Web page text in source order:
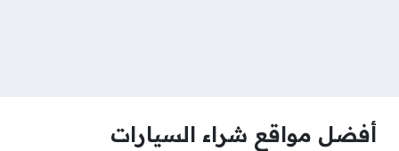
أفضل مواقع شراء السيارات